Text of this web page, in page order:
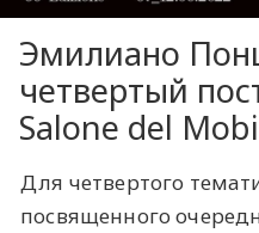
Эмилиано
четвертый
Salone del
Для четвертого
посвященного